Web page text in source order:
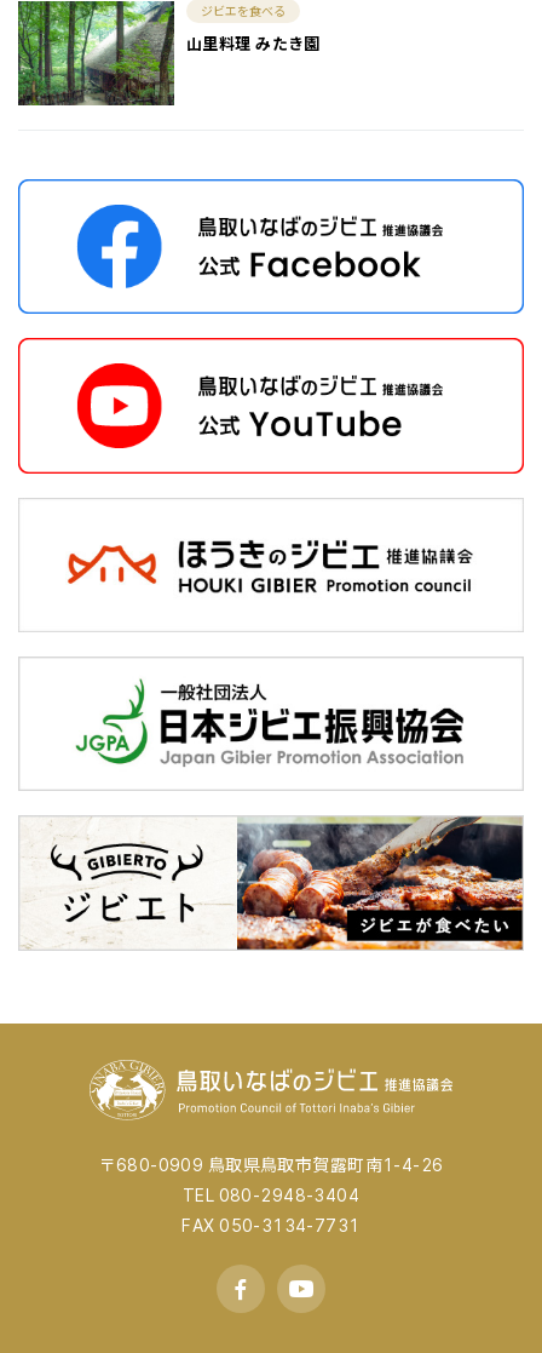
ジビエを食べる
山里料理 みたき園
〒680-0909 鳥取県鳥取市賀露町南1-4-26
TEL 080-2948-3404
FAX 050-3134-7731